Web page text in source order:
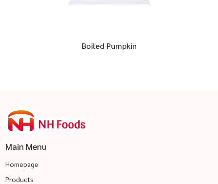
Boiled Pumpkin
Main Menu
Homepage
Products